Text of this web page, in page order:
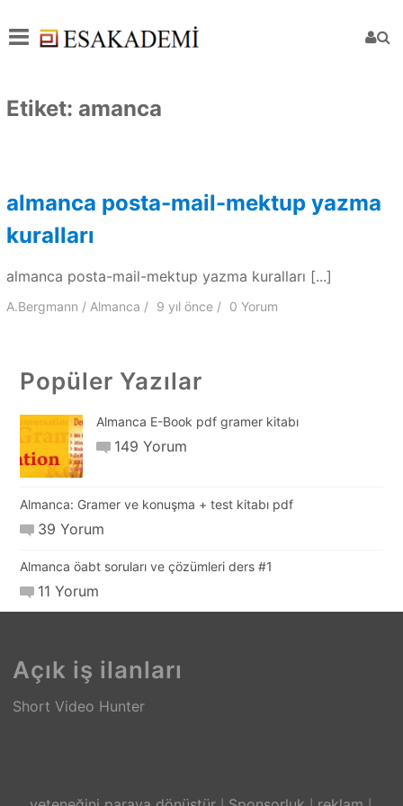
Etiket: amanca
almanca posta-mail-mektup yazma
kuralları
almanca posta-mail-mektup yazma kuralları [...]
A.Bergmann Almanca 9 yılönce 0 Yorum
Popüler Yazılar
Almanca E-Book pdf gramer kitabı
149 Yorum
Almanca: Gramer ve konuşma + test kitabı pdf
39 Yorum
Almanca öabt soruları ve çözümleri ders #1
11 Yorum
Açık iş ilanları
Short Video Hunter